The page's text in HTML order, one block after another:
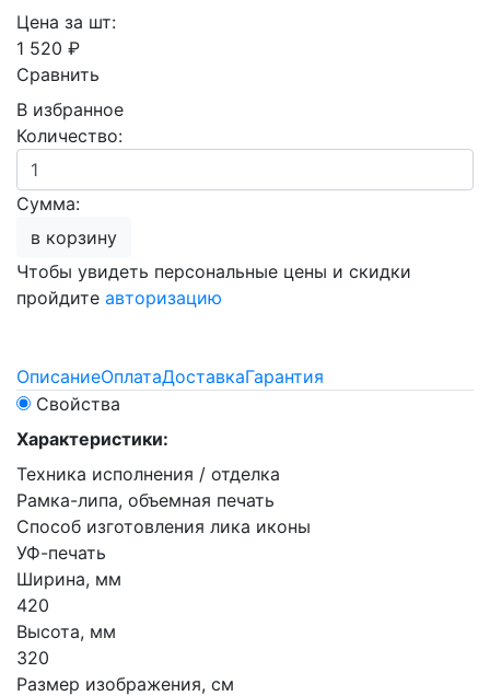
Цена за шт:
1 520 ₽
Сравнить
В избранное
Количество:
Сумма:
в корзину
Чтобы увидеть персональные цены и скидки
пройдите авторизацию
ОписаниеОплатаДоставкаГарантия
Свойства
Характеристики:
Техника исполнения / отделка
Рамка-липа, объемная печать
Способ изготовления лика иконы
УФ-печать
Ширина, мм
420
Высота, мм
320
Размер изображения, см